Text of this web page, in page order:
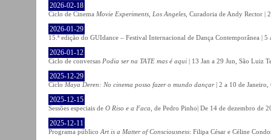
2026-02-18
Ciclo de Cinema Movie Experiments, Los Angeles , Curadoria de Andy Rector
2026-01-29
15.ª edição do GUIdance – Festival Internacional de Dança Contemporânea |
2026-01-12
Ciclo de conversas Podia ser na TATE mas é aqui | 13 Jan a 29 Jun, São Luiz
2025-12-29
Ciclo Maya Deren: No cinema posso fazer o mundo dançar| 2 a 10 de Janeiro,
2025-12-15
Sessões especiais de O Riso e a Faca , de Pedro Pinho| De 14 de dezembro de
2025-12-11
Programa público Art is a Matter of Consciousness: Filipa César e Céline